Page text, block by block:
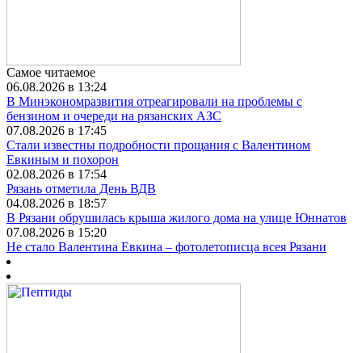
Самое читаемое
06.08.2026 в 13:24
В Минэкономразвития отреагировали на проблемы с
бензином и очереди на рязанских АЗС
07.08.2026 в 17:45
Стали известны подробности прощания с Валентином
Евкиным и похорон
02.08.2026 в 17:54
Рязань отметила День ВДВ
04.08.2026 в 18:57
В Рязани обрушилась крыша жилого дома на улице Юннатов
07.08.2026 в 15:20
Не стало Валентина Евкина – фотолетописца всея Рязани